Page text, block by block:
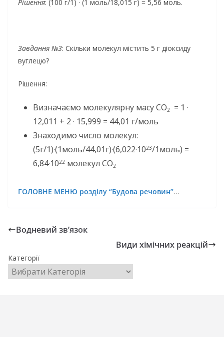
Рішення: (100 г/1) · (1 моль/18,015 г) = 5,56 моль.
Завдання №3: Скільки молекул містить 5 г діоксиду
вуглецю?
Рішення:
Визначаємо молекулярну масу CO2
= 1 ·
12,011 + 2 · 15,999 = 44,01 г/моль
Знаходимо число молекул:
(5г/1)·(1моль/44,01г)·(6,022·1023/1моль) =
6,84·1022 молекул CO2
ГОЛОВНЕ МЕНЮ розділу “Будова речовин”…
Водневий зв’язок
Види хімічних реакцій
Категорії